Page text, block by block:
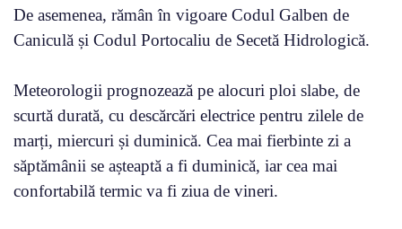
De asemenea, rămân în vigoare Codul Galben de
Caniculă și Codul Portocaliu de Secetă Hidrologică.
Meteorologii prognozează pe alocuri ploi slabe, de
scurtă durată, cu descărcări electrice pentru zilele de
marți, miercuri și duminică. Cea mai fierbinte zi a
săptămânii se așteaptă a fi duminică, iar cea mai
confortabilă termic va fi ziua de vineri.